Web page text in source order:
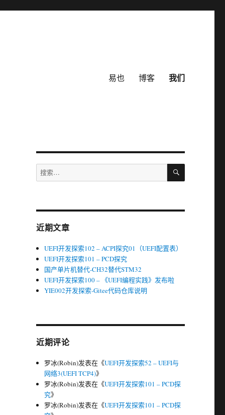
易也 博客 我们
搜
索：
搜
近期文章
UEFI开发探索102 – ACPI探究01（UEFI配置表）
UEFI开发探索101 – PCD探究
国产单片机替代-CH32替代STM32
UEFI开发探索100 – 《UEFI编程实践》发布啦
YIE002开发探索-Gitee代码仓库说明
近期评论
罗冰(Robin)发表在《UEFI开发探索52 – UEFI与
网络3(UEFI TCP4)》
罗冰(Robin)发表在《UEFI开发探索101 – PCD探
究》
罗冰(Robin)发表在《UEFI开发探索101 – PCD探